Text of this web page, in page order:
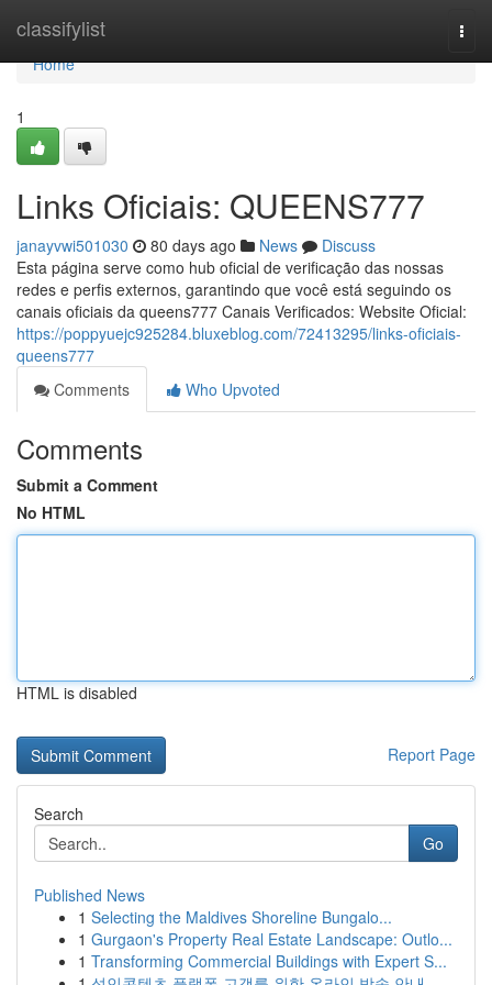
classifylist
Home
Home
1
Links Oficiais: QUEENS777
janayvwi501030 80 days ago News
Discuss
Esta página serve como hub oficial de verificação das nossas
redes e perfis externos, garantindo que você está seguindo os
canais oficiais da queens777 Canais Verificados: Website Oficial:
https://poppyuejc925284.bluxeblog.com/72413295/links-oficiais-
queens777
Comments
Who Upvoted
Comments
Submit a Comment
No HTML
HTML is disabled
Report Page
Search
Go
Published News
1 Selecting the Maldives Shoreline Bungalo...
1 Gurgaon's Property Real Estate Landscape: Outlo...
1 Transforming Commercial Buildings with Expert S...